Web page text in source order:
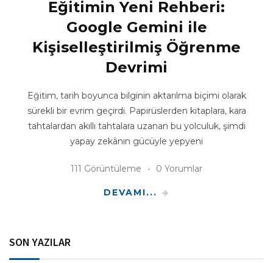
Eğitimin Yeni Rehberi:
Google Gemini ile
Kişiselleştirilmiş Öğrenme
Devrimi
Eğitim, tarih boyunca bilginin aktarılma biçimi olarak
sürekli bir evrim geçirdi. Papirüslerden kitaplara, kara
tahtalardan akıllı tahtalara uzanan bu yolculuk, şimdi
yapay zekânın gücüyle yepyeni
111 Görüntüleme 0 Yorumlar
DEVAMI...
SON YAZILAR